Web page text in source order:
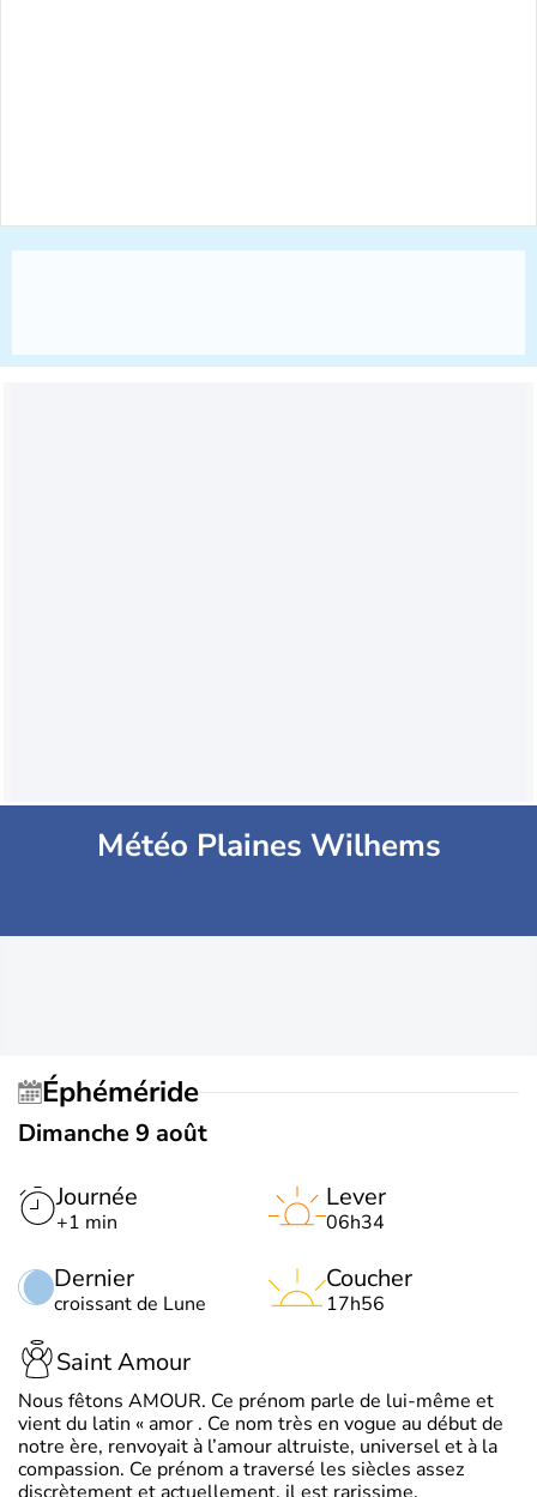
Météo Plaines Wilhems
Éphéméride
Dimanche 9 août
Journée
+1 min
Dernier
croissant de Lune
Lever
06h34
Coucher
17h56
Saint Amour
Nous fêtons AMOUR. Ce prénom parle de lui-même et
vient du latin « amor . Ce nom très en vogue au début de
notre ère, renvoyait à l’amour altruiste, universel et à la
compassion. Ce prénom a traversé les siècles assez